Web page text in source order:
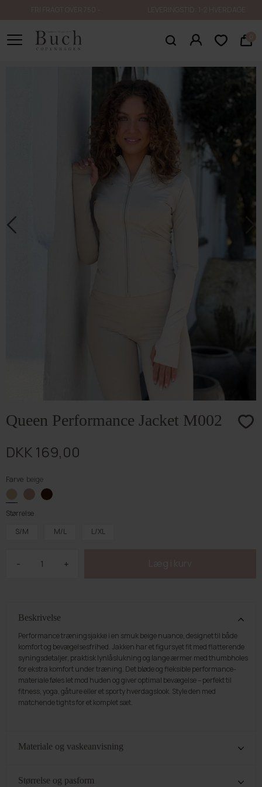
Queen Performance Jacket M002
DKK 169,00
Farve beige
Størrelse
S/M
M/L L/XL
- +
Beskrivelse
Performance træningsjakke i en smuk beige nuance, designet til både
komfort og bevægelsesfrihed. Jakken har et figursyet fit med flatterende
syningsdetaljer, praktisk lynlåslukning og lange ærmer med thumbholes
for ekstra komfort under træning. Det bløde og fleksible performance-
materiale føles let mod huden og giver optimal bevægelse – perfekt til
fitness, yoga, gåture eller et sporty hverdagslook. Style den med
matchende tights for et komplet sæt.
Materiale og vaskeanvisning
30°. Tag derefter stylen ud og hæng op for at mindske folder. Det kan være
Størrelse og pasform